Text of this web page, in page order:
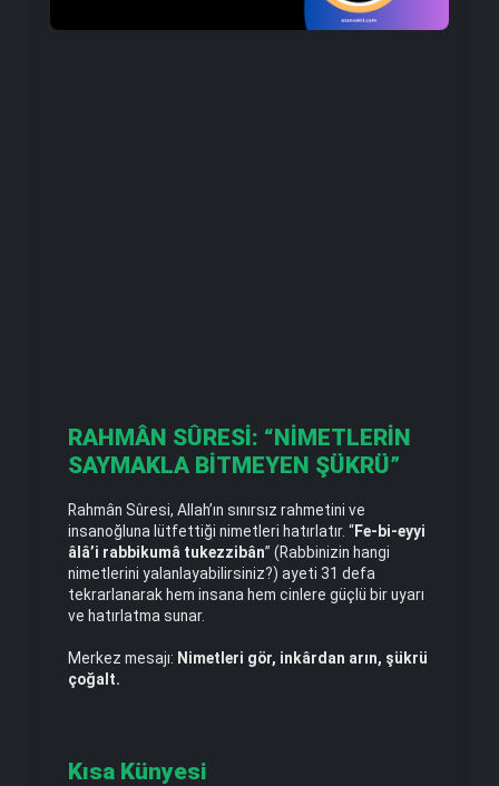
RAHMÂN SÛRESİ: “NİMETLERİN
SAYMAKLA BİTMEYEN ŞÜKRÜ”
Rahmân Sûresi, Allah’ın sınırsız rahmetini ve
insanoğluna lütfettiği nimetleri hatırlatır. “Fe-bi-eyyi
âlâ’i rabbikumâ tukezzibân” (Rabbinizin hangi
nimetlerini yalanlayabilirsiniz?) ayeti 31 defa
tekrarlanarak hem insana hem cinlere güçlü bir uyarı
ve hatırlatma sunar.
Merkez mesajı: Nimetleri gör, inkârdan arın, şükrü
çoğalt.
Kısa Künyesi